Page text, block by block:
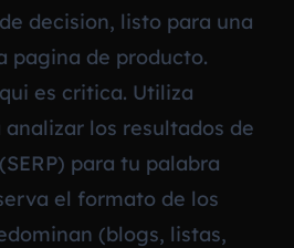
decision, listo para una
pagina de producto.
es critica. Utiliza
los resultados de
para tu palabra
el formato de los
(blogs, listas,